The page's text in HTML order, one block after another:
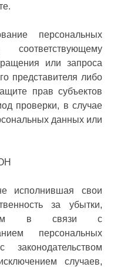
персональных
или запроса
представителя либо
прав субъектов
проверки, в случае
данных или
исполнившая свои
за убытки,
в связи с
персональных
случаев,